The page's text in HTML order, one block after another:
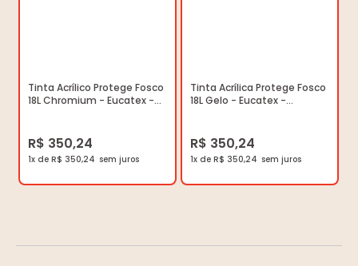
Tinta Acrílico Protege Fosco
18L Chromium - Eucatex -
R$ 350,24
1x de R$ 350,24
Tinta Acrílica Protege Fosco
18L Gelo - Eucatex -
R$ 350,24
1x de R$ 350,24